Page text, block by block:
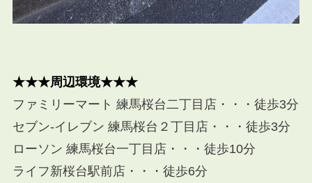
★★★周辺環境★★★
ファミリーマート 練馬桜台二丁目店・・・徒歩3分
セブン-イレブン 練馬桜台２丁目店・・・徒歩3分
ローソン 練馬桜台一丁目店・・・徒歩10分
ライフ新桜台駅前店・・・徒歩6分